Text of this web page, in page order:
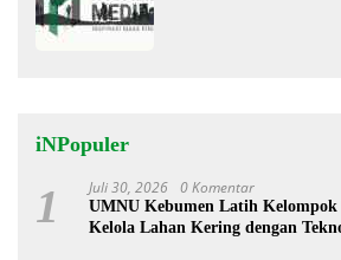
iNPopuler
1 Juli 30, 2026 0 Komentar
UMNU Kebumen Latih
Kelola Lahan Kering dengan